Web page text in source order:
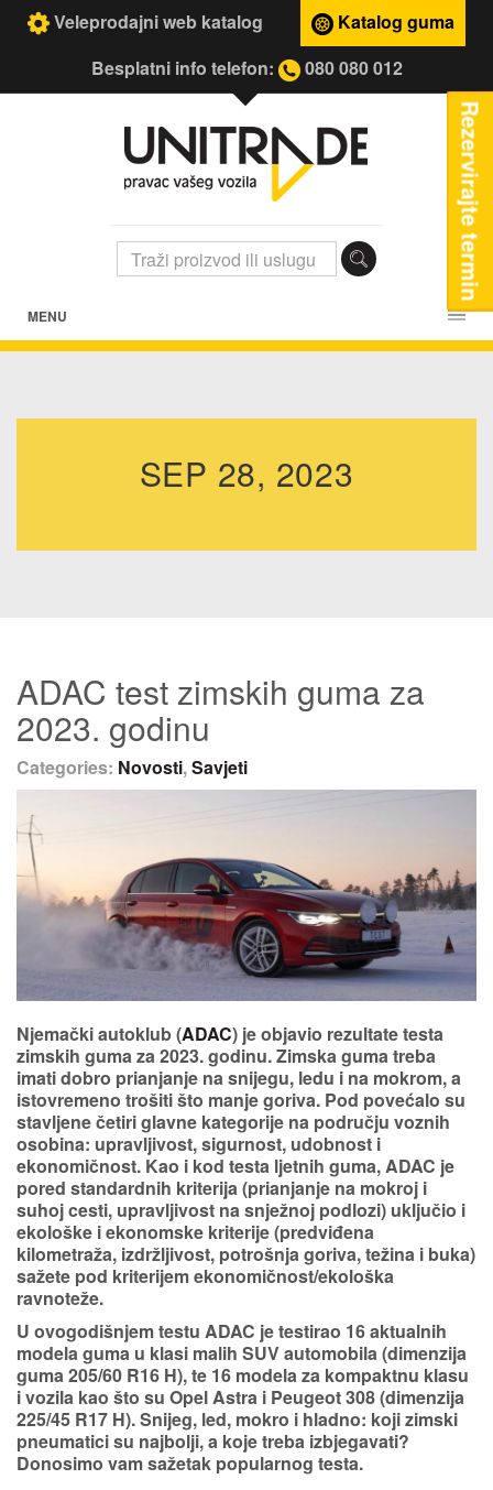
Veleprodajni web katalog
Katalog guma
Besplatni info telefon:
080 080 012
MENU
SEP 28, 2023
ADAC test zimskih guma za
2023. godinu
Categories: Novosti,Savjeti
Njemački autoklub (ADAC) je objavio rezultatetesta
zimskih guma za 2023. godinu. Zimska guma treba
imati dobro prianjanje na snijegu, ledu i na mokrom, a
istovremeno trošiti što manje goriva. Pod povećalo su
stavljenečetiri glavne kategorije na području voznih
osobina: upravljivost, sigurnost, udobnost i
ekonomičnost. Kao i kod testa ljetnih guma, ADAC je
pored standardnih kriterija (prianjanje na mokroj i
suhoj cesti, upravljivost na snježnoj podlozi) uključio i
ekološke i ekonomske kriterije (predviđena
kilometraža, izdržljivost, potrošnja goriva, težina i buka)
sažete pod kriterijemekonomičnost/ekološka
ravnoteže.
U ovogodišnjem testu ADAC je testirao 16 aktualnih
modela guma u klasi malih SUV automobila (dimenzija
guma 205/60 R16 H), te 16 modelaza kompaktnu klasu
i vozila kao što su Opel Astra i Peugeot 308 (dimenzija
225/45 R17 H). Snijeg, led, mokro i hladno: koji zimski
pneumatici su najbolji, a koje treba izbjegavati?
Donosimo vamsažetak popularnog testa.
Rezervirajte termin